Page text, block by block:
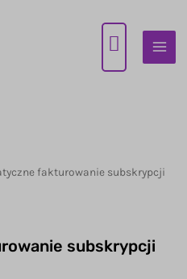
fakturowanie subskrypcji
subskrypcji